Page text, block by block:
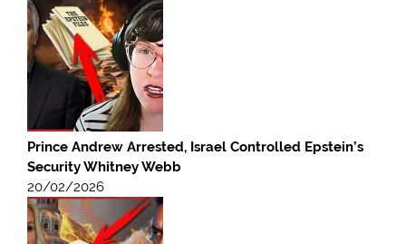
Prince Andrew Arrested, Israel Controlled Epstein’s
Security Whitney Webb
20/02/2026